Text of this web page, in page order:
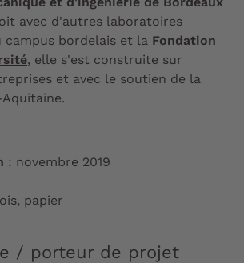
avec d'autres laboratoires
campus bordelais et la Fondation
, elle s'est construite sur
et avec le soutien de la
: novembre 2019
papier
/ porteur de projet